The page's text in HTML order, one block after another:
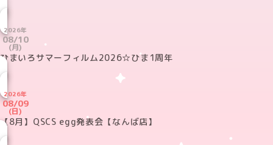
2026年
08/10
(月)
ひまいろサマーフィルム2026☆ひま1周年
2026年
08/09
(日)
【8月】QSCS egg発表会【なんば店】